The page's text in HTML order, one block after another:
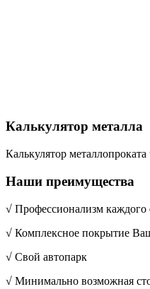
Калькулятор металла
Калькулятор
Наши преимущества
√ Профессионализм каждого
√ Комплексное покрытие
√ Свой автопарк
√ Минимально возможная